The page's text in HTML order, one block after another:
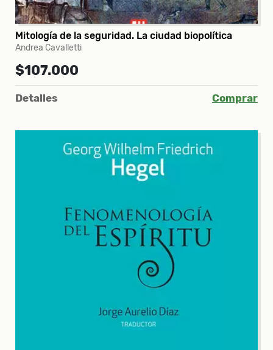
Mitología de la seguridad. La ciudad biopolítica
Andrea Cavalletti
$107.000
Detalles Comprar